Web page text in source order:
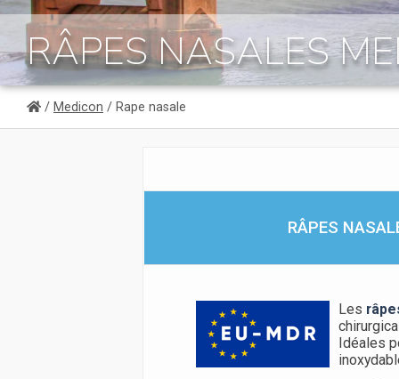
RÂPES NASALES
/ Medicon / Rape nasale
RÂPES
Les
Idéales